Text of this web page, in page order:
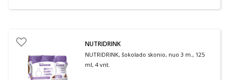
NUTRIDRINK
NUTRIDRINK, šokolado skonio, nuo 3 m., 125
ml, 4 vnt.